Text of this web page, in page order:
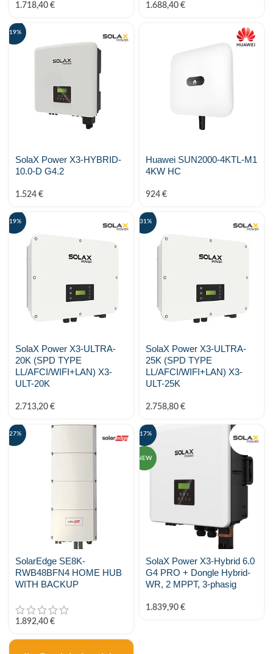
1.718,40 € 1.688,40 €
-19%
SolaX Power X3-HYBRID-
10.0-D G4.2
1.524 €
Huawei SUN2000-4KTL-M1
4KW HC
924 €
-19%
SolaX Power X3-ULTRA-
20K (SPD TYPE
LL/AFCI/WIFI+LAN) X3-
ULT-20K
2.713,20 €
-31%
SolaX Power X3-ULTRA-
25K (SPD TYPE
LL/AFCI/WIFI+LAN) X3-
ULT-25K
2.758,80 €
-27%
SolarEdge SE8K-
RWB48BFN4 HOME HUB
WITH BACKUP
1.892,40 €
-17%
NEW
SolaX Power X3-Hybrid 6.0
G4 PRO + Dongle Hybrid-
WR, 2 MPPT, 3-phasig
1.839,90 €